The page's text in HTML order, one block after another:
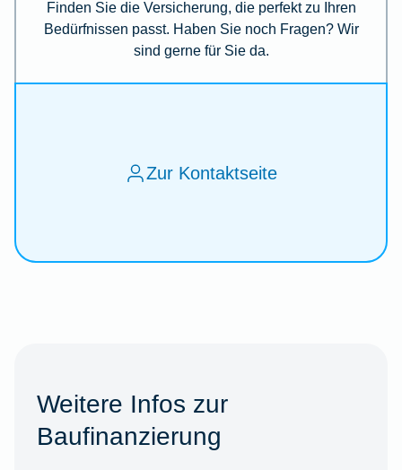
Finden Sie die Versicherung, die perfekt zu Ihren
Bedürfnissen passt. Haben Sie noch Fragen? Wir
sind gerne für Sie da.
Zur Kontaktseite
Weitere Infos zur
Baufinanzierung